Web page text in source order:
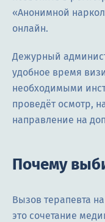
«Анонимной
онлайн.
Дежурный
удобное время
необходимыми
проведёт осмотр,
направление на
Почему
Вызов терапевта
это сочетание